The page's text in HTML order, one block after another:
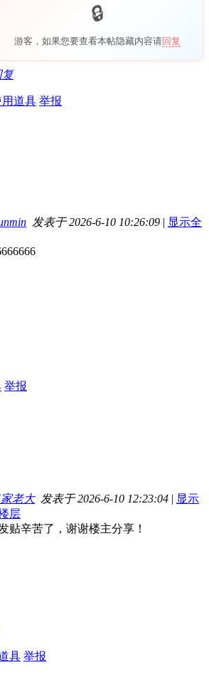
游客，如果您要查看本帖隐藏内容请回复
复
用道具 举报
发表于 2026-6-10 10:26:09 | 显示全
举报
老大发表于 2026-6-10 12:23:04 | 显示
层
贴辛苦了，谢谢楼主分享！
具 举报